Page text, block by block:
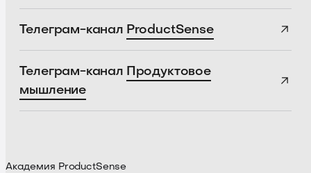
Телеграм-канал ProductSense
Телеграм-канал Продуктовое
мышление
Академия ProductSense